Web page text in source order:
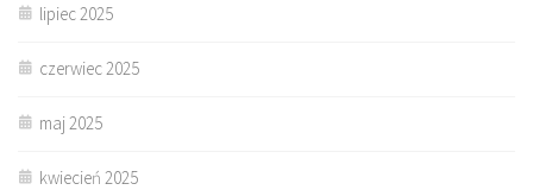
lipiec 2025
czerwiec 2025
maj 2025
kwiecień 2025